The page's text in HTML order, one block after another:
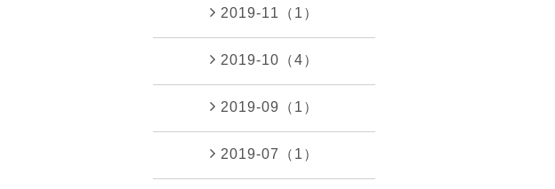
2019-11（1）
2019-10（4）
2019-09（1）
2019-07（1）